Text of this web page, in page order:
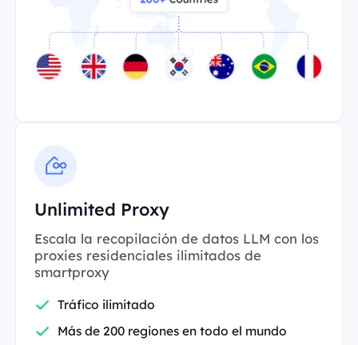
Unlimited Proxy
Escala la recopilación de datos LLM con los
proxies residenciales ilimitados de
smartproxy
Tráfico ilimitado
Más de 200 regiones en todo el mundo